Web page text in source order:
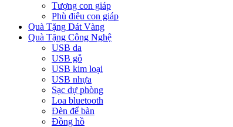
Tượng con giáp
Phù điêu con giáp
Quà Tặng Dát Vàng
Quà Tặng Công Nghệ
USB da
USB gỗ
USB kim loại
USB nhựa
Sạc dự phòng
Loa bluetooth
Đèn để bàn
Đồng hồ